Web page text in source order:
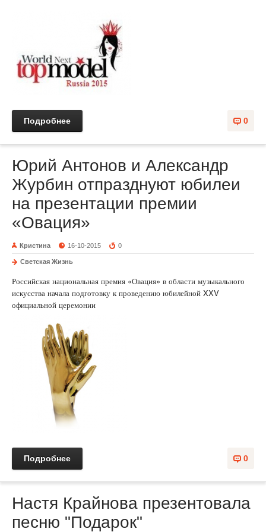
0
Подробнее
Юрий Антонов и Александр
Журбин отпразднуют юбилеи
на презентации премии
«Овация»
Кристина 16-10-2015 0
Светская Жизнь
Российская национальная премия «Овация» в области музыкального
искусства начала подготовку к проведению юбилейной XXV
официальной церемонии
0
Подробнее
Настя Крайнова презентовала
песню "Подарок"